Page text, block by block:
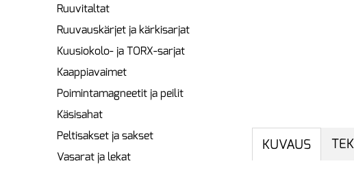
Ruuvitaltat
Ruuvauskärjet ja kärkisarjat
Kuusiokolo- ja TORX-sarjat
Kaappiavaimet
Poimintamagneetit ja peilit
Käsisahat
Peltisakset ja sakset
Vasarat ja lekat
KUVAUS